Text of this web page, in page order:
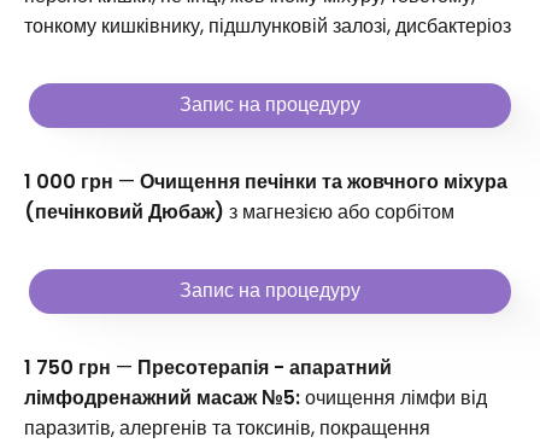
тонкому кишківнику, підшлунковій залозі, дисбактеріоз
Запис на процедуру
1 000 грн — Очищення печінки та жовчного міхура
(печінковий Дюбаж) з магнезією або сорбітом
Запис на процедуру
1 750 грн — Пресотерапія - апаратний
лімфодренажний масаж №5:очищення лімфи від
паразитів, алергенів та токсинів, покращення